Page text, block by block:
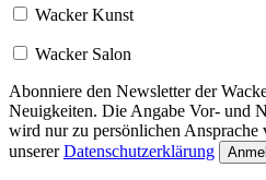
Wacker Kunst
Wacker Salon
Abonniere den Newsletter der
Neuigkeiten. Die Angabe Vor- und
wird nur zu persönlichen
unsererDatenschutzerklärung